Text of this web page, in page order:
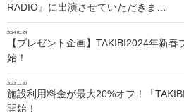
RADIO』に出演させていただきま…
2024.01.24
【プレゼント企画】TAKIBI2024年新
始！
2023.11.30
施設利用料金が最大20%オフ！「
開始！